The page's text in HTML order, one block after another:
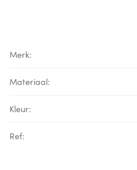
Merk:
Materiaal:
Kleur:
Ref: